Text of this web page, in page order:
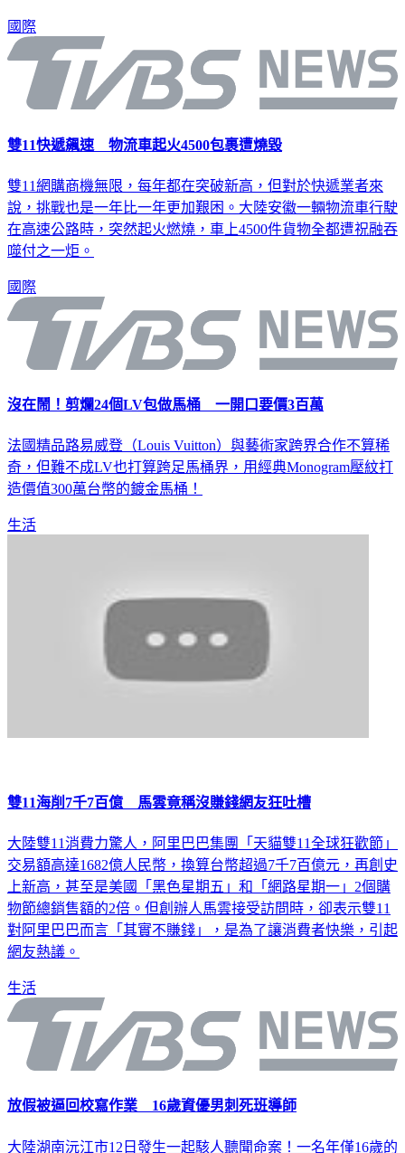
國際
雙11快遞飆速 物流車起火4500包裹遭燒毀
雙11網購商機無限，每年都在突破新高，但對於快遞業者來
說，挑戰也是一年比一年更加艱困。大陸安徽一輛物流車行駛
在高速公路時，突然起火燃燒，車上4500件貨物全都遭祝融吞
噬付之一炬。
國際
沒在鬧！剪爛24個LV包做馬桶 一開口要價3百萬
法國精品路易威登（Louis Vuitton）與藝術家跨界合作不算稀
奇，但難不成LV也打算跨足馬桶界，用經典Monogram壓紋打
造價值300萬台幣的鍍金馬桶！
生活
雙11海削7千7百億 馬雲竟稱沒賺錢網友狂吐槽
大陸雙11消費力驚人，阿里巴巴集團「天貓雙11全球狂歡節」
交易額高達1682億人民幣，換算台幣超過7千7百億元，再創史
上新高，甚至是美國「黑色星期五」和「網路星期一」2個購
物節總銷售額的2倍。但創辦人馬雲接受訪問時，卻表示雙11
對阿里巴巴而言「其實不賺錢」，是為了讓消費者快樂，引起
網友熱議。
生活
放假被逼回校寫作業 16歲資優男刺死班導師
大陸湖南沅江市12日發生一起駭人聽聞命案！一名年僅16歲的